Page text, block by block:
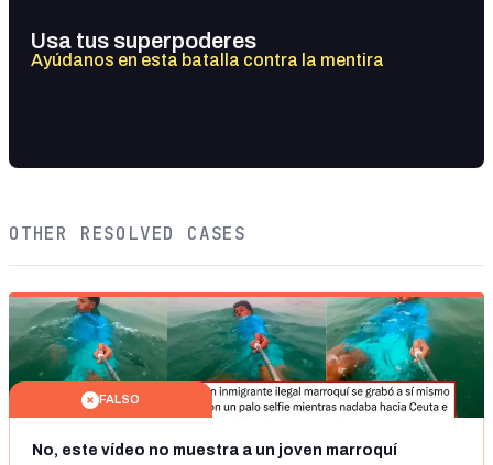
Usa tus superpoderes
Ayúdanos en esta batalla contra la mentira
OTHER RESOLVED CASES
FALSO
No, este vídeo no muestra a un joven marroquí